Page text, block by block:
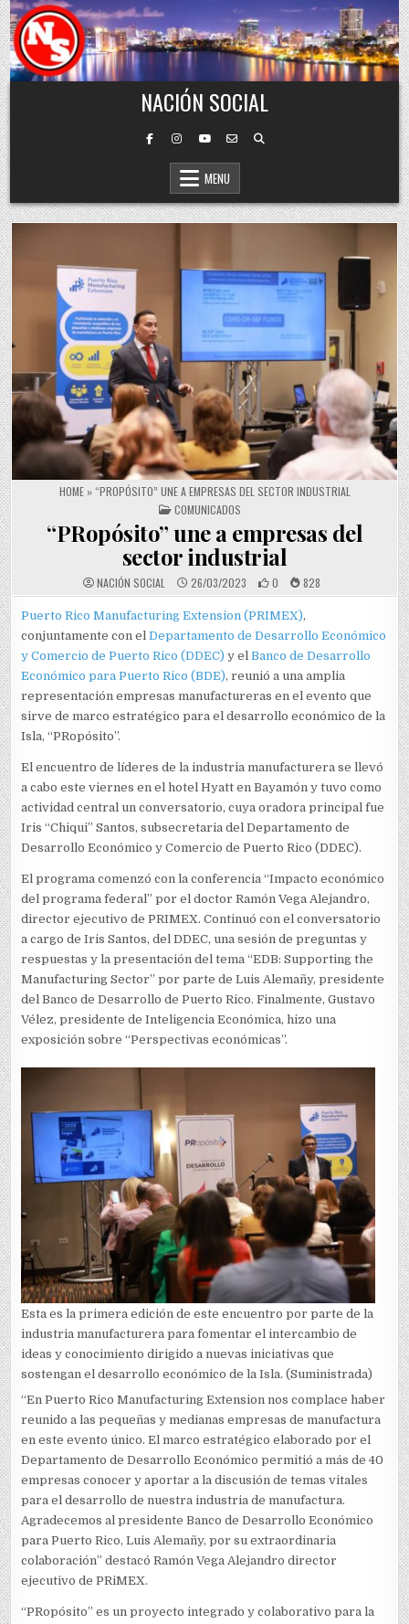
Skip to content
NACIÓN SOCIAL
MENU
HOME»“PROPÓSITO” UNE A EMPRESAS DEL SECTOR INDUSTRIAL
POSTED IN
COMUNICADOS
“PRopósito” une a empresas del
sector industrial
NACIÓN SOCIAL 26/03/2023 0 828
Puerto Rico Manufacturing Extension (PRIMEX),
conjuntamente con elDepartamento de Desarrollo Económico
y Comercio de Puerto Rico (DDEC) y elBanco de Desarrollo
Económico para Puerto Rico (BDE), reunió a una amplia
representación empresas manufactureras en el evento que
sirve de marco estratégico para el desarrollo económico de la
Isla, “PRopósito”.
El encuentro de líderes de la industria manufacturera se llevó
a cabo este viernes en el hotel Hyatt en Bayamón y tuvo como
actividad central un conversatorio, cuya oradora principal fue
Iris “Chiqui” Santos, subsecretaria del Departamento de
Desarrollo Económico y Comercio de Puerto Rico (DDEC).
El programa comenzó con la conferencia “Impacto económico
del programa federal” por el doctor Ramón Vega Alejandro,
director ejecutivo de PRIMEX. Continuó con el conversatorio
a cargo de Iris Santos, del DDEC, una sesión de preguntas y
respuestas y la presentación del tema “EDB: Supporting the
Manufacturing Sector” por parte de Luis Alemañy, presidente
del Banco de Desarrollo de Puerto Rico. Finalmente, Gustavo
Vélez, presidente de Inteligencia Económica, hizo una
exposición sobre “Perspectivas económicas”.
Esta es la primera edición de este encuentro por parte de la
industria manufacturera para fomentar el intercambio de
ideas y conocimiento dirigido a nuevas iniciativas que
sostengan el desarrollo económico de la Isla. (Suministrada)
“En Puerto Rico Manufacturing Extension nos complace haber
reunido a las pequeñas y medianas empresas de manufactura
en este evento único. El marco estratégico elaborado por el
Departamento de Desarrollo Económico permitió a más de 40
empresas conocer y aportar a la discusión de temas vitales
para el desarrollo de nuestra industria de manufactura.
Agradecemos al presidente Banco de Desarrollo Económico
para Puerto Rico, Luis Alemañy, por su extraordinaria
colaboración” destacó Ramón Vega Alejandro director
ejecutivo de PRiMEX.
“PRopósito” es un proyecto integrado y colaborativo para la